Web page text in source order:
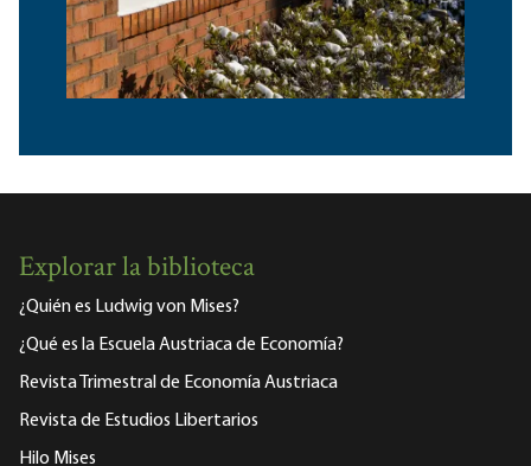
Explorar la biblioteca
¿Quién es Ludwig von Mises?
¿Qué es la Escuela Austriaca de Economía?
Revista Trimestral de Economía Austriaca
Revista de Estudios Libertarios
Hilo Mises